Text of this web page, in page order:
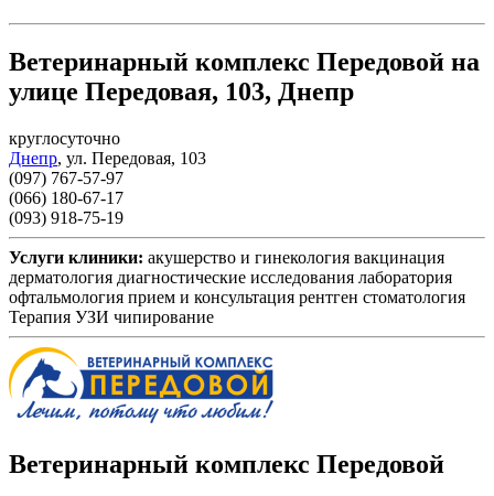
Ветеринарный комплекс Передовой на
улице Передовая, 103, Днепр
круглосуточно
Днепр, ул. Передовая, 103
(097) 767-57-97
(066) 180-67-17
(093) 918-75-19
Услуги клиники: акушерство и гинекология вакцинация
дерматология диагностические исследования лаборатория
офтальмология прием и консультация рентген стоматология
Терапия УЗИ чипирование
Ветеринарный комплекс Передовой